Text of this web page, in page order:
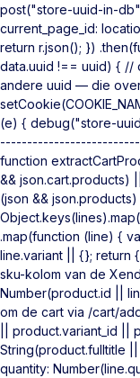
post("store-uuid-in-
current_page_id:
return r.json(); })
data.uuid !== uuid) { //
andere uuid — die
(e) { debug("store-
function
&& json.cart.products)
(json &&
.map(function (line) {
line.variant || {}; return
sku-kolom van de
Number(product.id ||
om de cart via /cart/
|| product.variant_id ||
String(product.fulltitle
quantity: